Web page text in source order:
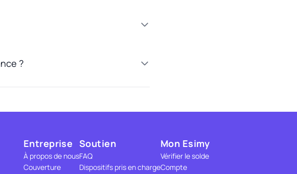
?
Entreprise
À propos de nous
Couverture
Soutien
FAQ
Dispositifs pris en charge
Mon Esimy
Vérifier le solde
Compte